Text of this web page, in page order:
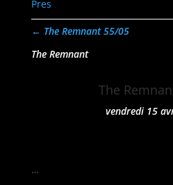
← The Remnant 55/05
The Remnant
The
vendredi 15
…